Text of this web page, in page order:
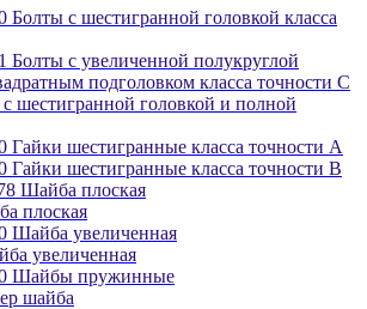
с шестигранной головкой класса
с увеличенной полукруглой
подголовком класса точности С
шестигранной головкой и полной
шестигранные класса точности А
шестигранные класса точности В
Шайба плоская
плоская
Шайба увеличенная
увеличенная
Шайбы пружинные
шайба